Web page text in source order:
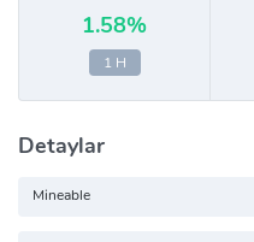
1.58%
1 H
Detaylar
Mineable